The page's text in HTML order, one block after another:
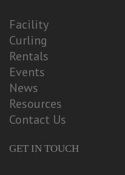
Facility
Curling
Rentals
Events
News
Resources
Contact Us
GET IN TOUCH